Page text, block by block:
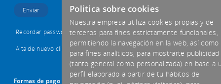
Recordar password
Alta de nuevo cliente
Formas de pago aceptadas
Politica sobre cookies
Nuestra empresa utiliza cookies propias y de
terceros para fines estrictamente funcionales,
permitiendo la navegación en la web, así como
para fines analíticos, para mostrarte publicidad
(tanto general como personalizada) en base a
perfil elaborado a partir de tu hábitos de